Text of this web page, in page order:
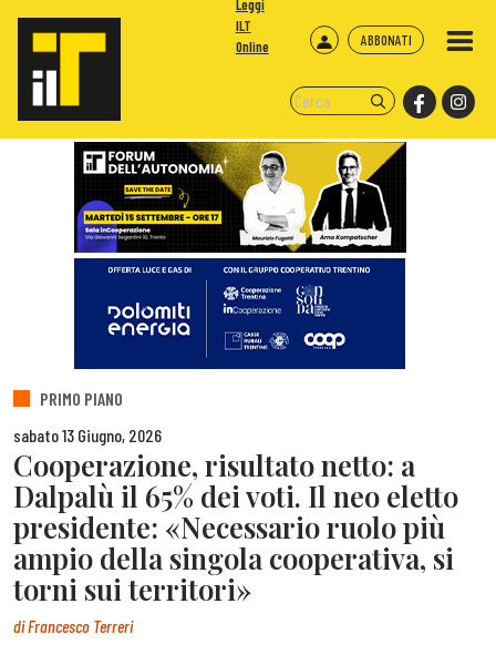
ABBONATI
Leggi
ILT
Online
PRIMO PIANO
sabato 13 Giugno, 2026
Cooperazione, risultato netto: a
Dalpalù il 65% dei voti. Il neo eletto
presidente: «Necessario ruolo più
ampio della singola cooperativa, si
torni sui territori»
diFrancesco Terreri